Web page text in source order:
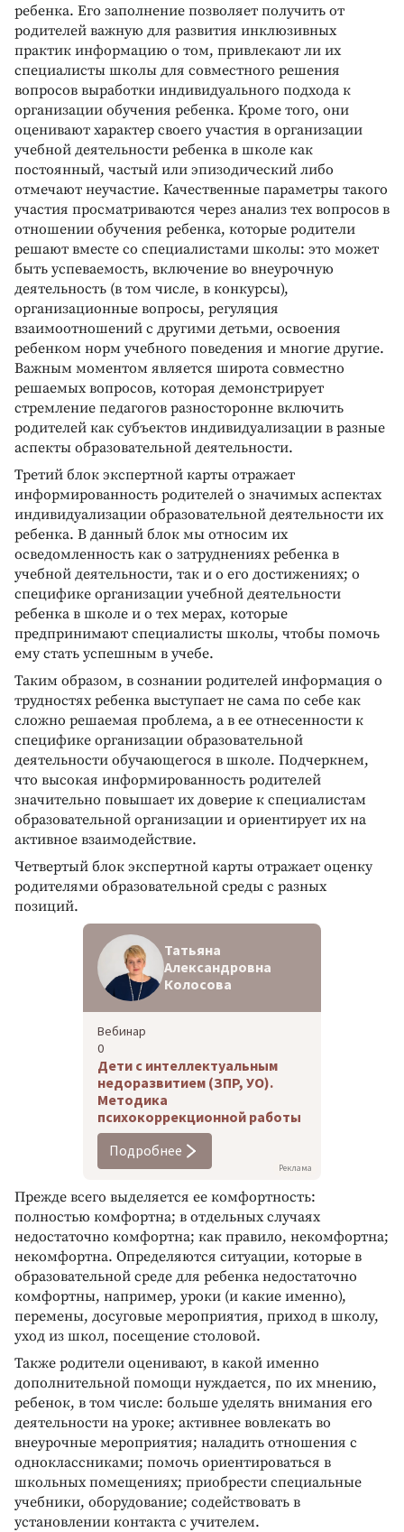
ребенка. Его заполнение позволяет получить от
родителей важную для развития инклюзивных
практик информацию о том, привлекают ли их
специалисты школы для совместного решения
вопросов выработки индивидуального подхода к
организации обучения ребенка. Кроме того, они
оценивают характер своего участия в организации
учебной деятельности ребенка в школе как
постоянный, частый или эпизодический либо
отмечают неучастие. Качественные параметры такого
участия просматриваются через анализ тех вопросов в
отношении обучения ребенка, которые родители
решают вместе со специалистами школы: это может
быть успеваемость, включение во внеурочную
деятельность (в том числе, в конкурсы),
организационные вопросы, регуляция
взаимоотношений с другими детьми, освоения
ребенком норм учебного поведения и многие другие.
Важным моментом является широта совместно
решаемых вопросов, которая демонстрирует
стремление педагогов разносторонне включить
родителей как субъектов индивидуализации в разные
аспекты образовательной деятельности.
Третий блок экспертной карты отражает
информированность родителей о значимых аспектах
индивидуализации образовательной деятельности их
ребенка. В данный блок мы относим их
осведомленность как о затруднениях ребенка в
учебной деятельности, так и о его достижениях; о
специфике организации учебной деятельности
ребенка в школе и о тех мерах, которые
предпринимают специалисты школы, чтобы помочь
ему стать успешным в учебе.
Таким образом, в сознании родителей информация о
трудностях ребенка выступает не сама по себе как
сложно решаемая проблема, а в ее отнесенности к
специфике организации образовательной
деятельности обучающегося в школе. Подчеркнем,
что высокая информированность родителей
значительно повышает их доверие к специалистам
образовательной организации и ориентирует их на
активное взаимодействие.
Четвертый блок экспертной карты отражает оценку
родителями образовательной среды с разных
позиций.
Реклама
Татьяна
Александровна
Колосова
Вебинар
0
Дети с интеллектуальным
недоразвитием (ЗПР, УО).
Методика
психокоррекционной работы
Подробнее
Прежде всего выделяется ее комфортность:
полностью комфортна; в отдельных случаях
недостаточно комфортна; как правило, некомфортна;
некомфортна. Определяются ситуации, которые в
образовательной среде для ребенка недостаточно
комфортны, например, уроки (и какие именно),
перемены, досуговые мероприятия, приход в школу,
уход из школ, посещение столовой.
Также родители оценивают, в какой именно
дополнительной помощи нуждается, по их мнению,
ребенок, в том числе: больше уделять внимания его
деятельности на уроке; активнее вовлекать во
внеурочные мероприятия; наладить отношения с
одноклассниками; помочь ориентироваться в
школьных помещениях; приобрести специальные
учебники, оборудование; содействовать в
установлении контакта с учителем.